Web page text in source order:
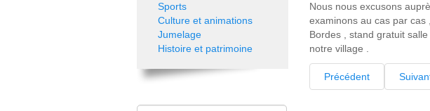
Nous nous excusons
examinons au cas par
Bordes , stand gratuit salle
notre village .
Précédent
Sports
Culture et animations
Jumelage
Histoire et patrimoine
Rechercher